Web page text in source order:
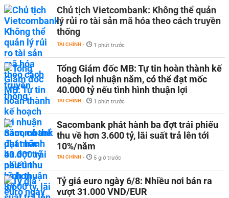
Chủ tịch Vietcombank: Không thể quản
lý rủi ro tài sản mã hóa theo cách truyền
thống
TÀI CHÍNH - 1 phút trước
Tổng Giám đốc MB: Tự tin hoàn thành kế
hoạch lợi nhuận năm, có thể đạt mốc
40.000 tỷ nếu tình hình thuận lợi
TÀI CHÍNH - 1 phút trước
Sacombank phát hành ba đợt trái phiếu
thu về hơn 3.600 tỷ, lãi suất trả lên tới
10%/năm
TÀI CHÍNH - 5 giờ trước
Tỷ giá euro ngày 6/8: Nhiều nơi bán ra
vượt 31.000 VND/EUR